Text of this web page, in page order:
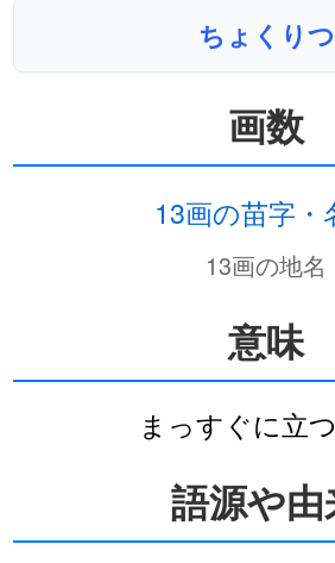
ちょくりつ
画数
13画の苗字・
13画の地名
意味
まっすぐに立
語源や由